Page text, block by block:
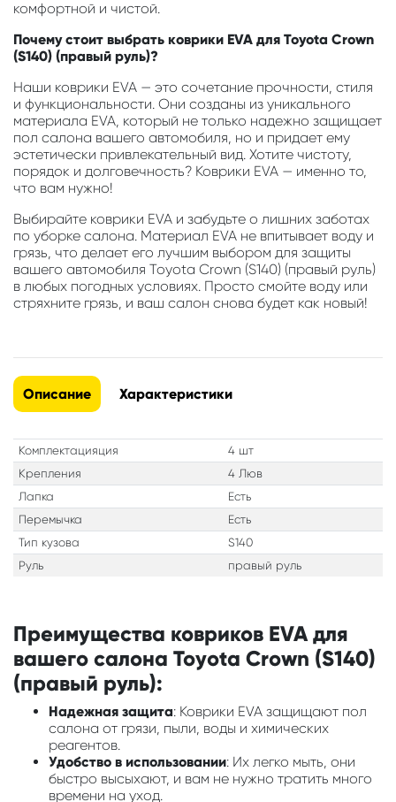
комфортной и чистой.
Почему стоит выбрать коврики EVA для Toyota Crown
(S140) (правый руль)?
Наши коврики EVA — это сочетание прочности, стиля
и функциональности. Они созданы из уникального
материала EVA, который не только надежно защищает
пол салона вашего автомобиля, но и придает ему
эстетически привлекательный вид. Хотите чистоту,
порядок и долговечность? Коврики EVA — именно то,
что вам нужно!
Выбирайте коврики EVA и забудьте о лишних заботах
по уборке салона. Материал EVA не впитывает воду и
грязь, что делает его лучшим выбором для защиты
вашего автомобиля Toyota Crown (S140) (правый руль)
в любых погодных условиях. Просто смойте воду или
стряхните грязь, и ваш салон снова будет как новый!
Описание Характеристики
Комплектацияция
4 шт
Крепления
4 Люв
Лапка
Есть
Перемычка
Есть
Тип кузова
S140
Руль
правый руль
Преимущества ковриков EVA для
вашего салона Toyota Crown (S140)
(правый руль):
Надежная защита: Коврики EVA защищают пол
салона от грязи, пыли, воды и химических
реагентов.
Удобство в использовании: Их легко мыть, они
быстро высыхают, и вам не нужно тратить много
времени на уход.